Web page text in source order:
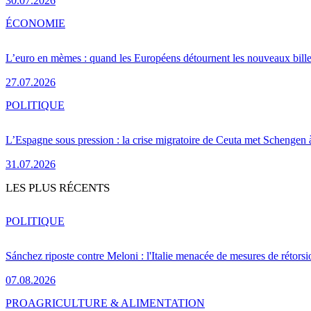
L’euro en mèmes : quand les Européens détournent les nouveaux
27.07.2026
ÉCONOMIE
L’Espagne sous pression : la crise migratoire de Ceuta met Schengen
31.07.2026
POLITIQUE
LES PLUS RÉCENTS
Sánchez riposte contre Meloni : l'Italie menacée de mesures de
07.08.2026
POLITIQUE
PROAGRICULTURE & ALIMENTATION